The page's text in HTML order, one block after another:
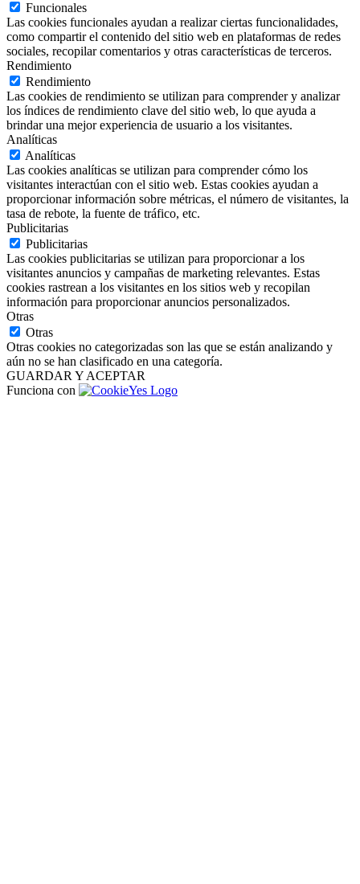
Funcionales
Las cookies funcionales ayudan a realizar ciertas funcionalidades,
como compartir el contenido del sitio web en plataformas de redes
sociales, recopilar comentarios y otras características de terceros.
Rendimiento
Rendimiento
Las cookies de rendimiento se utilizan para comprender y analizar
los índices de rendimiento clave del sitio web, lo que ayuda a
brindar una mejor experiencia de usuario a los visitantes.
Analíticas
Analíticas
Las cookies analíticas se utilizan para comprender cómo los
visitantes interactúan con el sitio web. Estas cookies ayudan a
proporcionar información sobre métricas, el número de visitantes, la
tasa de rebote, la fuente de tráfico, etc.
Publicitarias
Publicitarias
Las cookies publicitarias se utilizan para proporcionar a los
visitantes anuncios y campañas de marketing relevantes. Estas
cookies rastrean a los visitantes en los sitios web y recopilan
información para proporcionar anuncios personalizados.
Otras
Otras
Otras cookies no categorizadas son las que se están analizando y
aún no se han clasificado en una categoría.
GUARDAR Y ACEPTAR
Funciona con